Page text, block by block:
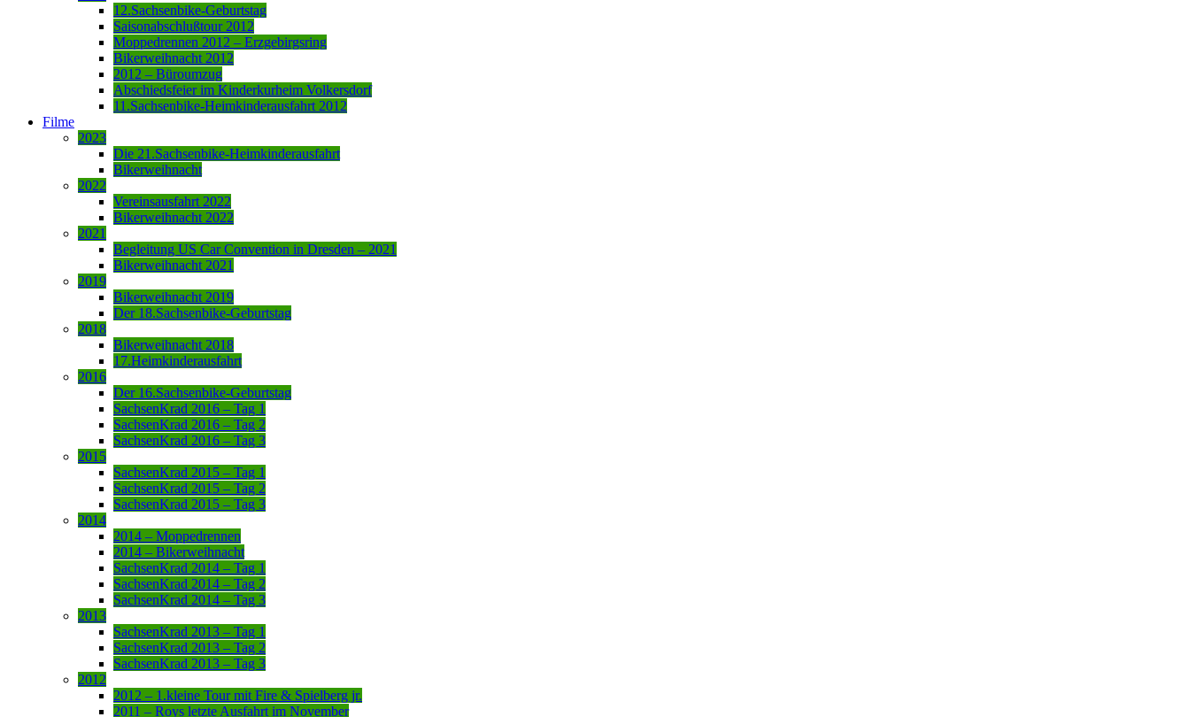
12.Sachsenbike-Geburtstag
Saisonabschlußtour 2012
Moppedrennen 2012 – Erzgebirgsring
Bikerweihnacht 2012
2012 – Büroumzug
Abschiedsfeier im Kinderkurheim Volkersdorf
11.Sachsenbike-Heimkinderausfahrt 2012
Filme
2023
Die 21.Sachsenbike-Heimkinderausfahrt
Bikerweihnacht
2022
Vereinsausfahrt 2022
Bikerweihnacht 2022
2021
Begleitung US Car Convention in Dresden – 2021
Bikerweihnacht 2021
2019
Bikerweihnacht 2019
Der 18.Sachsenbike-Geburtstag
2018
Bikerweihnacht 2018
17.Heimkinderausfahrt
2016
Der 16.Sachsenbike-Geburtstag
SachsenKrad 2016 – Tag 1
SachsenKrad 2016 – Tag 2
SachsenKrad 2016 – Tag 3
2015
SachsenKrad 2015 – Tag 1
SachsenKrad 2015 – Tag 2
SachsenKrad 2015 – Tag 3
2014
2014 – Moppedrennen
2014 – Bikerweihnacht
SachsenKrad 2014 – Tag 1
SachsenKrad 2014 – Tag 2
SachsenKrad 2014 – Tag 3
2013
SachsenKrad 2013 – Tag 1
SachsenKrad 2013 – Tag 2
SachsenKrad 2013 – Tag 3
2012
2012 – 1.kleine Tour mit Fire & Spielberg jr.
2011 – Roys letzte Ausfahrt im November